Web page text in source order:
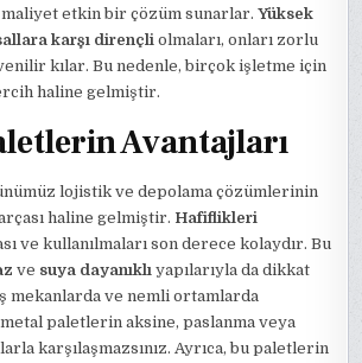
etkin bir çözüm sunarlar.Yüksek
karşı dirençli olmaları, onları zorlu
kılar. Bu nedenle, birçok işletme için
haline gelmiştir.
Avantajları
lojistik ve depolama çözümlerinin
haline gelmiştir. Hafiflikleri
ve kullanılmaları son derece kolaydır. Bu
ve suya dayanıklı yapılarıyla da dikkat
mekanlarda ve nemli ortamlarda
metal paletlerin aksine, paslanma veya
karşılaşmazsınız. Ayrıca, bu paletlerin